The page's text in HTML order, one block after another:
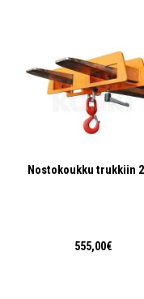
Nostokoukku trukkiin
555,00€